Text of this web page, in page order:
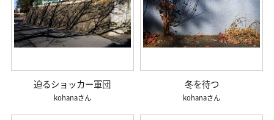
迫るショッカー軍団
kohana
冬を待つ
kohana